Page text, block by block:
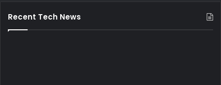
Recent Tech News